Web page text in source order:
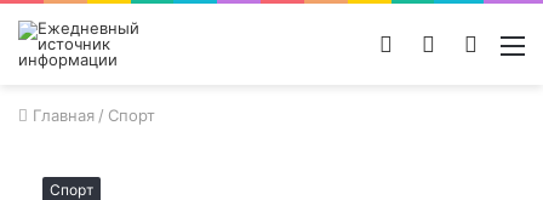
Поиск
Switch
Войти
Главная / Спорт
Спорт